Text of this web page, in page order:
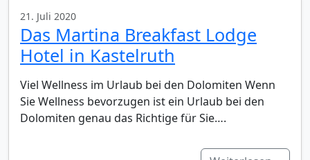
21. Juli 2020
Das Martina Breakfast Lodge
Hotel in Kastelruth
Viel Wellness im Urlaub bei den Dolomiten Wenn
Sie Wellness bevorzugen ist ein Urlaub bei den
Dolomiten genau das Richtige für Sie….